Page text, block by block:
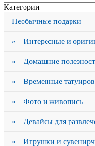
Категории
Необычные подарки
» Интересные и
» Домашние
» Временные
» Фото и живопись
» Девайсы для
» Игрушки и